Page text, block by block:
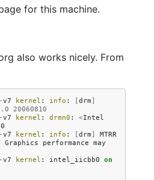
for this machine.
also works nicely. From
-v7 kernel : info : [drm ]
20060810
-v7 kernel : drmn0 : <Intel
-v7 kernel : info : [drm ]
MTRR
Graphics performance may
-v7 kernel : intel_iicbb0 on